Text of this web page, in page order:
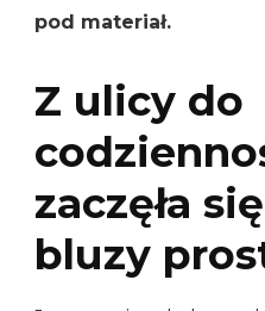
pod materiał.
Z ulicy do
zaczęła
bluzy